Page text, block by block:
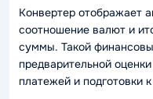
Конвертер отображает
соотношение валют и
суммы. Такой
предварительной
платежей и подготовки